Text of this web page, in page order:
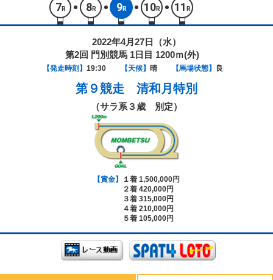
7 R 8R 9R 10R 11 R
2022年4月27日（水）
第2回 門別競馬 1日目 1200ｍ(外)
【発走時刻】 19:30 【天候】 晴 【馬場状態】 良
第９競走 清和月特別
（サラ系３歳 別定）
【賞金】
１着 1,500,000円
２着 420,000円
３着 315,000円
４着 210,000円
５着 105,000円